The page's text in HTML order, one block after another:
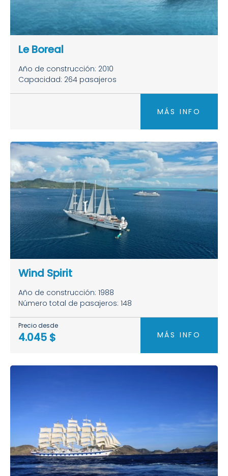
Le Boreal
Año de construcción: 2010
Capacidad: 264 pasajeros
MÁS INFO
Wind Spirit
Año de construcción: 1988
Número total de pasajeros: 148
Precio desde
4.045 $ MÁS INFO